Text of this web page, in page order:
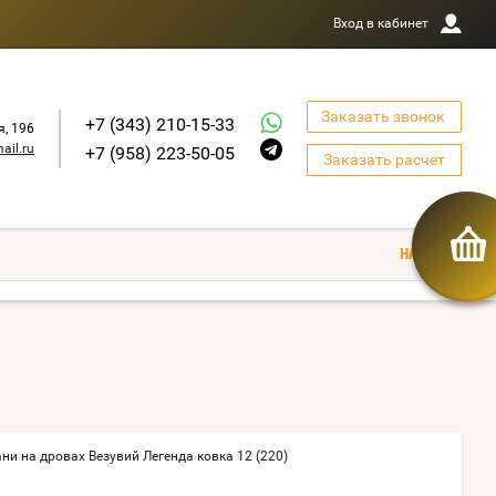
Вход в кабинет
196
+7 (343) 210-15-33
+7 (958) 223-50-05
Заказать звонок
Заказать расчет